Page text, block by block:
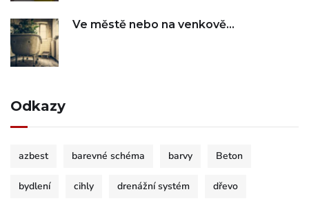
Ve městě nebo na venkově…
Odkazy
azbest barevné schéma barvy Beton
bydlení cihly drenážní systém dřevo